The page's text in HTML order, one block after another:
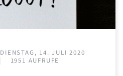
DIENSTAG, 14. JULI 2020
1951 AUFRUFE